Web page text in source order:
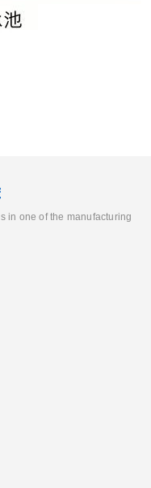
in one of the manufacturing